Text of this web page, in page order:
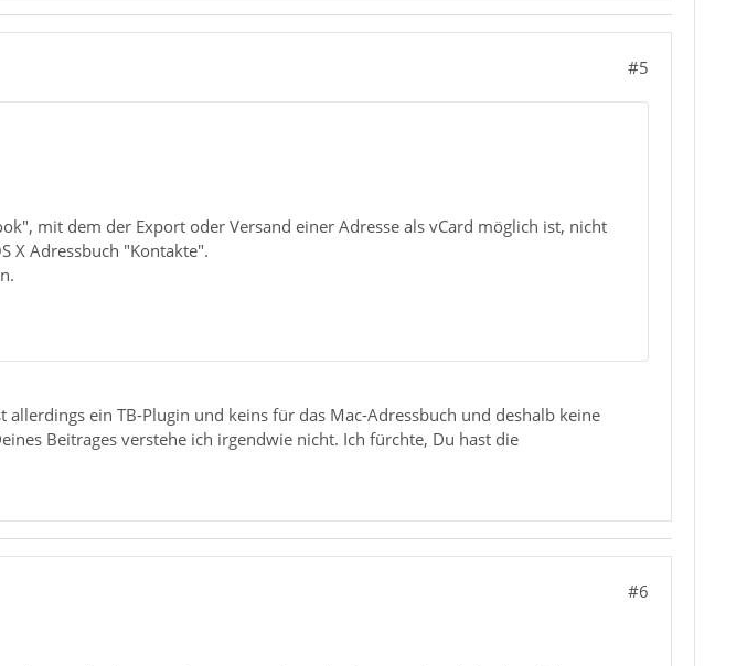
#5
mit dem der Export oder Versand einer Adresse als vCard möglich ist, nicht
X Adressbuch "Kontakte".
ein TB-Plugin und keins für das Mac-Adressbuch und deshalb keine
Beitrages verstehe ich irgendwie nicht. Ich fürchte, Du hast die
#6